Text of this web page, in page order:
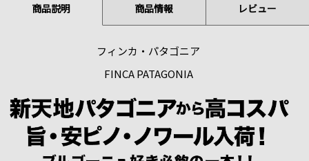
商品説明 商品情報 レビュー
フィンカ・パタゴニア
FINCA PATAGONIA